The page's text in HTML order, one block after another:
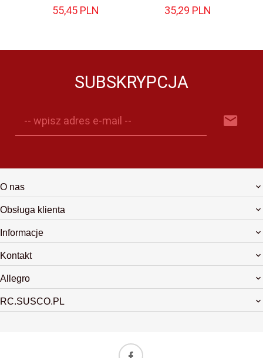
55,45 PLN 35,29 PLN
SUBSKRYPCJA
-- wpisz adres e-mail --
O nas
Obsługa klienta
Informacje
Kontakt
Allegro
RC.SUSCO.PL